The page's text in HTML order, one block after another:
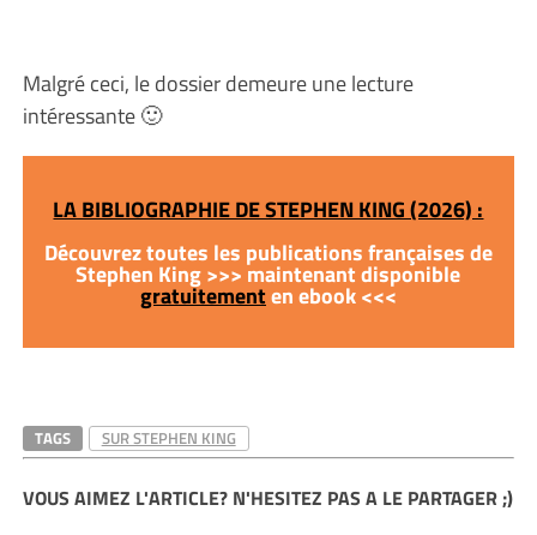
Malgré ceci, le dossier demeure une lecture
intéressante 🙂
LA BIBLIOGRAPHIE DE STEPHEN KING (2026) :
Découvrez toutes les publications françaises de
Stephen King >>> maintenant disponible
gratuitementen ebook <<<
TAGS SUR STEPHEN KING
VOUS AIMEZ L'ARTICLE? N'HESITEZ PAS A LE PARTAGER ;)